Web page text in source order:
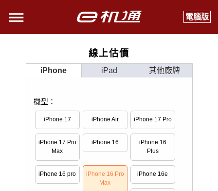
電腦版
線上估價
iPhone iPad 其他廠牌
機型：
iPhone 17 iPhone Air iPhone 17 Pro
iPhone 17 Pro
Max
iPhone 16
iPhone 16
Plus
iPhone 16 pro
iPhone 16 Pro
Max
iPhone 16e